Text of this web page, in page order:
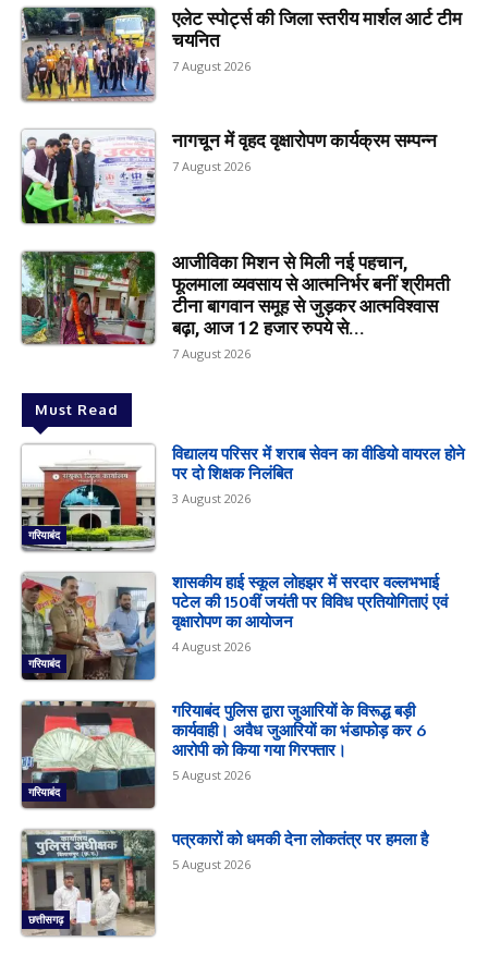
एलेट स्पोर्ट्स की जिला स्तरीय मार्शल आर्ट टीम
चयनित
7 August 2026
नागचून में वृहद वृक्षारोपण कार्यक्रम सम्पन्न
7 August 2026
आजीविका मिशन से मिली नई पहचान,
फूलमाला व्यवसाय से आत्मनिर्भर बनीं श्रीमती
टीना बागवान समूह से जुड़कर आत्मविश्वास
बढ़ा, आज 12 हजार रुपये से...
7 August 2026
Must Read
गरियाबंद
विद्यालय परिसर में शराब सेवन का वीडियो वायरल होने
पर दो शिक्षक निलंबित
3 August 2026
गरियाबंद
शासकीय हाई स्कूल लोहझर में सरदार वल्लभभाई
पटेल की 150वीं जयंती पर विविध प्रतियोगिताएं एवं
वृक्षारोपण का आयोजन
4 August 2026
गरियाबंद
गरियाबंद पुलिस द्वारा जुआरियों के विरूद्ध बड़ी
कार्यवाही। अवैध जुआरियों का भंडाफोड़ कर 6
आरोपी को किया गया गिरफ्तार।
5 August 2026
छत्तीसगढ़
पत्रकारों को धमकी देना लोकतंत्र पर हमला है
5 August 2026